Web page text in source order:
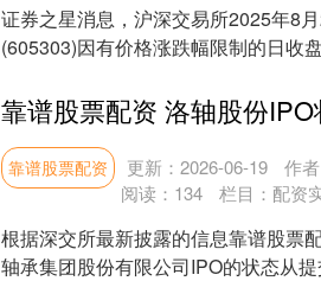
证券之星消息，沪深交易所2025年8
(605303)因有价格涨跌幅限制的日收
靠谱股票配资 更新：2026-06-19
作
阅读： 134 栏目： 配资
根据深交所最新披露的信息靠谱股票
轴承集团股份有限公司IPO的状态从